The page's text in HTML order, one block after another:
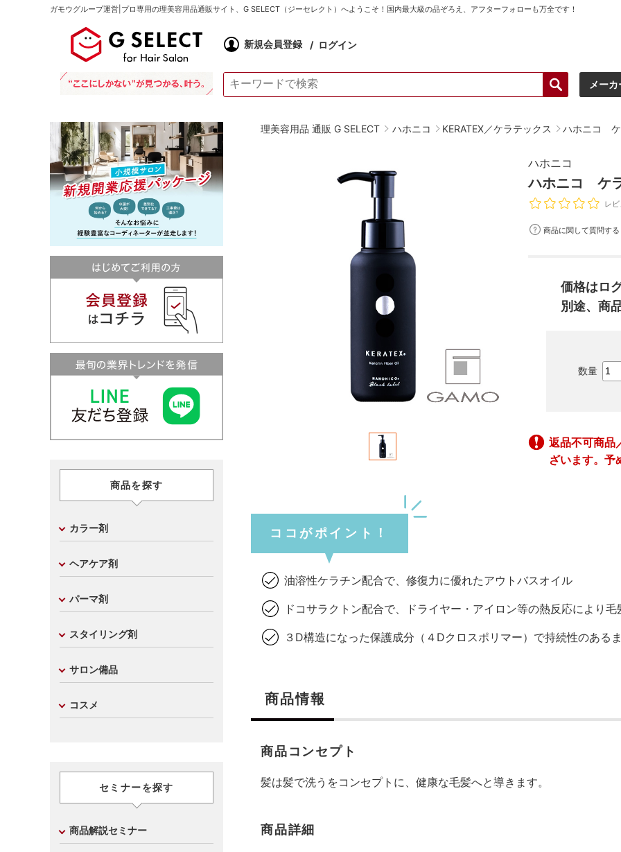
ガモウグループ運営|プロ専用の理美容用品通販サイト、G SELECT（ジーセレクト）へようこそ！国内最大級の品ぞろえ、アフターフォローも万全です！
メー
新規会員登録 ログイン
理美容用品 通販 G SELECT ハホニコ KERATEX／ケラテックス ハホニコ
ハホニコ
ハホニコ ケ
レ
商品に関して質問する
価格はロ
別途、商
返品不可商品
ざいます。予
ココがポイント！
油溶性ケラチン配合で、修復力に優れたアウトバスオイル
ドコサラクトン配合で、ドライヤー・アイロン等の熱反応により
３D構造になった保護成分（４Dクロスポリマー）で持続性のある
商品情報
商品コンセプト
髪は髪で洗うをコンセプトに、健康な毛髪へと導きます。
商品詳細
商品を探す
カラー剤
ヘアケア剤
パーマ剤
スタイリング剤
サロン備品
コスメ
セミナーを探す
商品解説セミナー